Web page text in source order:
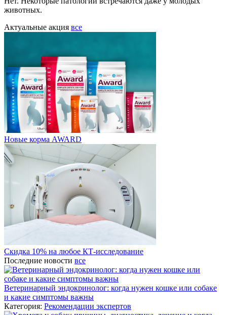
животных.
Актуальные акция все
Новые корма AWARD
Скидка 10% на любое КТ-исследование
Последние новости все
Ветеринарный эндокринолог: когда нужен кошке или собаке
и какие симптомы важны
Категория: Рекомендации экспертов